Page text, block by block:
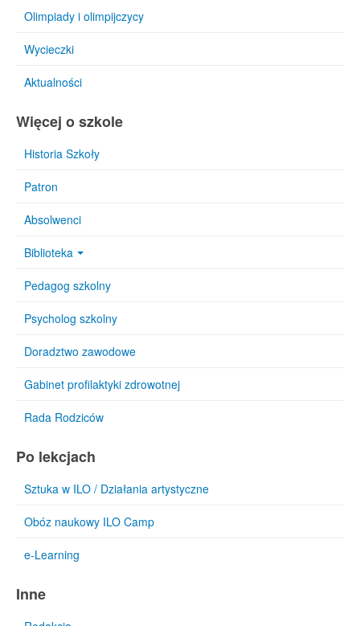
Olimpiady i olimpijczycy
Wycieczki
Aktualności
Więcej o szkole
Historia Szkoły
Patron
Absolwenci
Biblioteka
Pedagog szkolny
Psycholog szkolny
Doradztwo zawodowe
Gabinet profilaktyki zdrowotnej
Rada Rodziców
Po lekcjach
Sztuka w ILO / Działania artystyczne
Obóz naukowy ILO Camp
e-Learning
Inne